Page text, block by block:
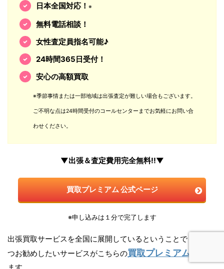
日本全国対応！ ※
無料電話相談！
女性査定員指名可能♪
24時間365日受付！
安心の高額買取
※季節事情または一部地域は出張査定が難しい場合もございます。
ご不明な点は24時間受付のコールセンターまでお気軽にお問い合
わせください。
▼出張＆査定費用完全無料!!▼
買取プレミアム 公式ページ
※申し込みは１分で完了します
出張買取サービスを全国に展開しているということでもう一
つお勧めしたいサービスがこちらの買取プレミアム